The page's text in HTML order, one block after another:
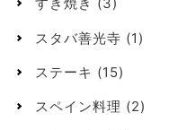
すき焼き (3)
スタバ善光寺 (1)
ステーキ (15)
スペイン料理 (2)